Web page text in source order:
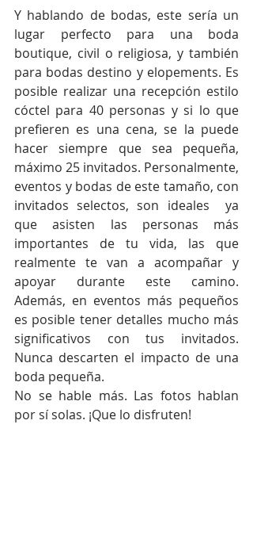
Y hablando de bodas, este sería un
lugar perfecto para una boda
boutique, civil o religiosa, y también
para bodas destino y elopements. Es
posible realizar una recepción estilo
cóctel para 40 personas y si lo que
prefieren es una cena, se la puede
hacer siempre que sea pequeña,
máximo 25 invitados. Personalmente,
eventos y bodas de este tamaño, con
invitados selectos, son ideales  ya
que asisten las personas más
importantes de tu vida, las que
realmente te van a acompañar y
apoyar durante este camino.
Además, en eventos más pequeños
es posible tener detalles mucho más
significativos con tus invitados.
Nunca descarten el impacto de una
boda pequeña.
No se hable más. Las fotos hablan
por sí solas. ¡Que lo disfruten!